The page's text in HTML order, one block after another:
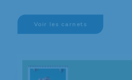
Voir les carnets